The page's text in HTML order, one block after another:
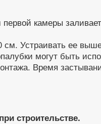
камеры
см. Устраивать ее
могут быть
Время
строительстве.